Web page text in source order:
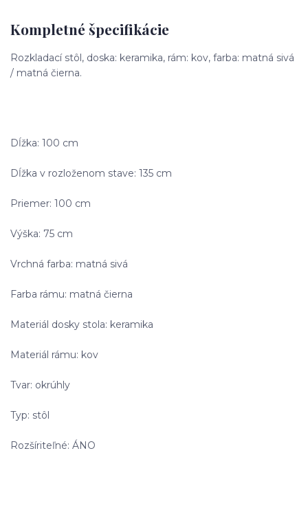
Kompletné špecifikácie
Rozkladací stôl, doska: keramika, rám: kov, farba: matná sivá
/ matná čierna.
Dĺžka: 100 cm
Dĺžka v rozloženom stave: 135 cm
Priemer: 100 cm
Výška: 75 cm
Vrchná farba: matná sivá
Farba rámu: matná čierna
Materiál dosky stola: keramika
Materiál rámu: kov
Tvar: okrúhly
Typ: stôl
Rozšíriteľné: ÁNO